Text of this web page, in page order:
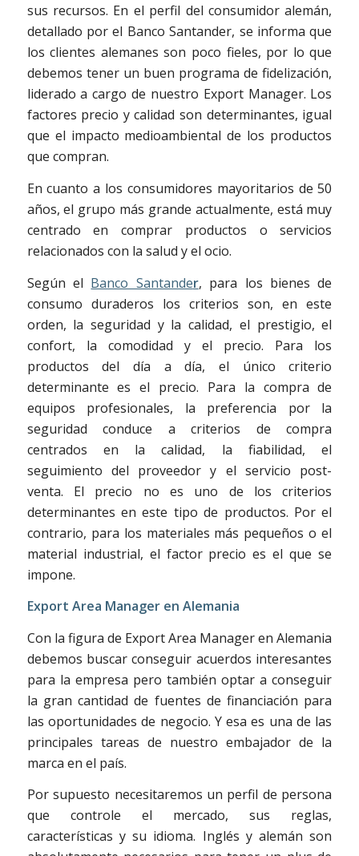
sus recursos. En el perfil del consumidor alemán,
detallado por el Banco Santander, se informa que
los clientes alemanes son poco fieles, por lo que
debemos tener un buen programa de fidelización,
liderado a cargo de nuestro Export Manager. Los
factores precio y calidad son determinantes, igual
que el impacto medioambiental de los productos
que compran.
En cuanto a los consumidores mayoritarios de 50
años, el grupo más grande actualmente, está muy
centrado en comprar productos o servicios
relacionados con la salud y el ocio.
Según el Banco Santander, para los bienes de
consumo duraderos los criterios son, en este
orden, la seguridad y la calidad, el prestigio, el
confort, la comodidad y el precio. Para los
productos del día a día, el único criterio
determinante es el precio. Para la compra de
equipos profesionales, la preferencia por la
seguridad conduce a criterios de compra
centrados en la calidad, la fiabilidad, el
seguimiento del proveedor y el servicio post-
venta. El precio no es uno de los criterios
determinantes en este tipo de productos. Por el
contrario, para los materiales más pequeños o el
material industrial, el factor precio es el que se
impone.
Export Area Manager en Alemania
Con la figura de Export Area Manager en Alemania
debemos buscar conseguir acuerdos interesantes
para la empresa pero también optar a conseguir
la gran cantidad de fuentes de financiación para
las oportunidades de negocio. Y esa es una de las
principales tareas de nuestro embajador de la
marca en el país.
Por supuesto necesitaremos un perfil de persona
que controle el mercado, sus reglas,
características y su idioma. Inglés y alemán son